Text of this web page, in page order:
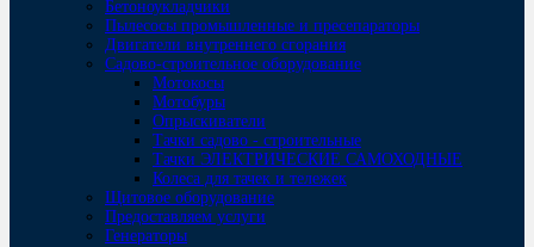
Бетоноукладчики
Пылесосы промышленные и пресепараторы
Двигатели внутреннего сгорания
Садово-строительное оборудование
Мотокосы
Мотобуры
Опрыскиватели
Тачки садово - строительные
Тачки ЭЛЕКТРИЧЕСКИЕ САМОХОДНЫЕ
Колеса для тачек и тележек
Щитовое оборудование
Предоставляем услуги
Генераторы